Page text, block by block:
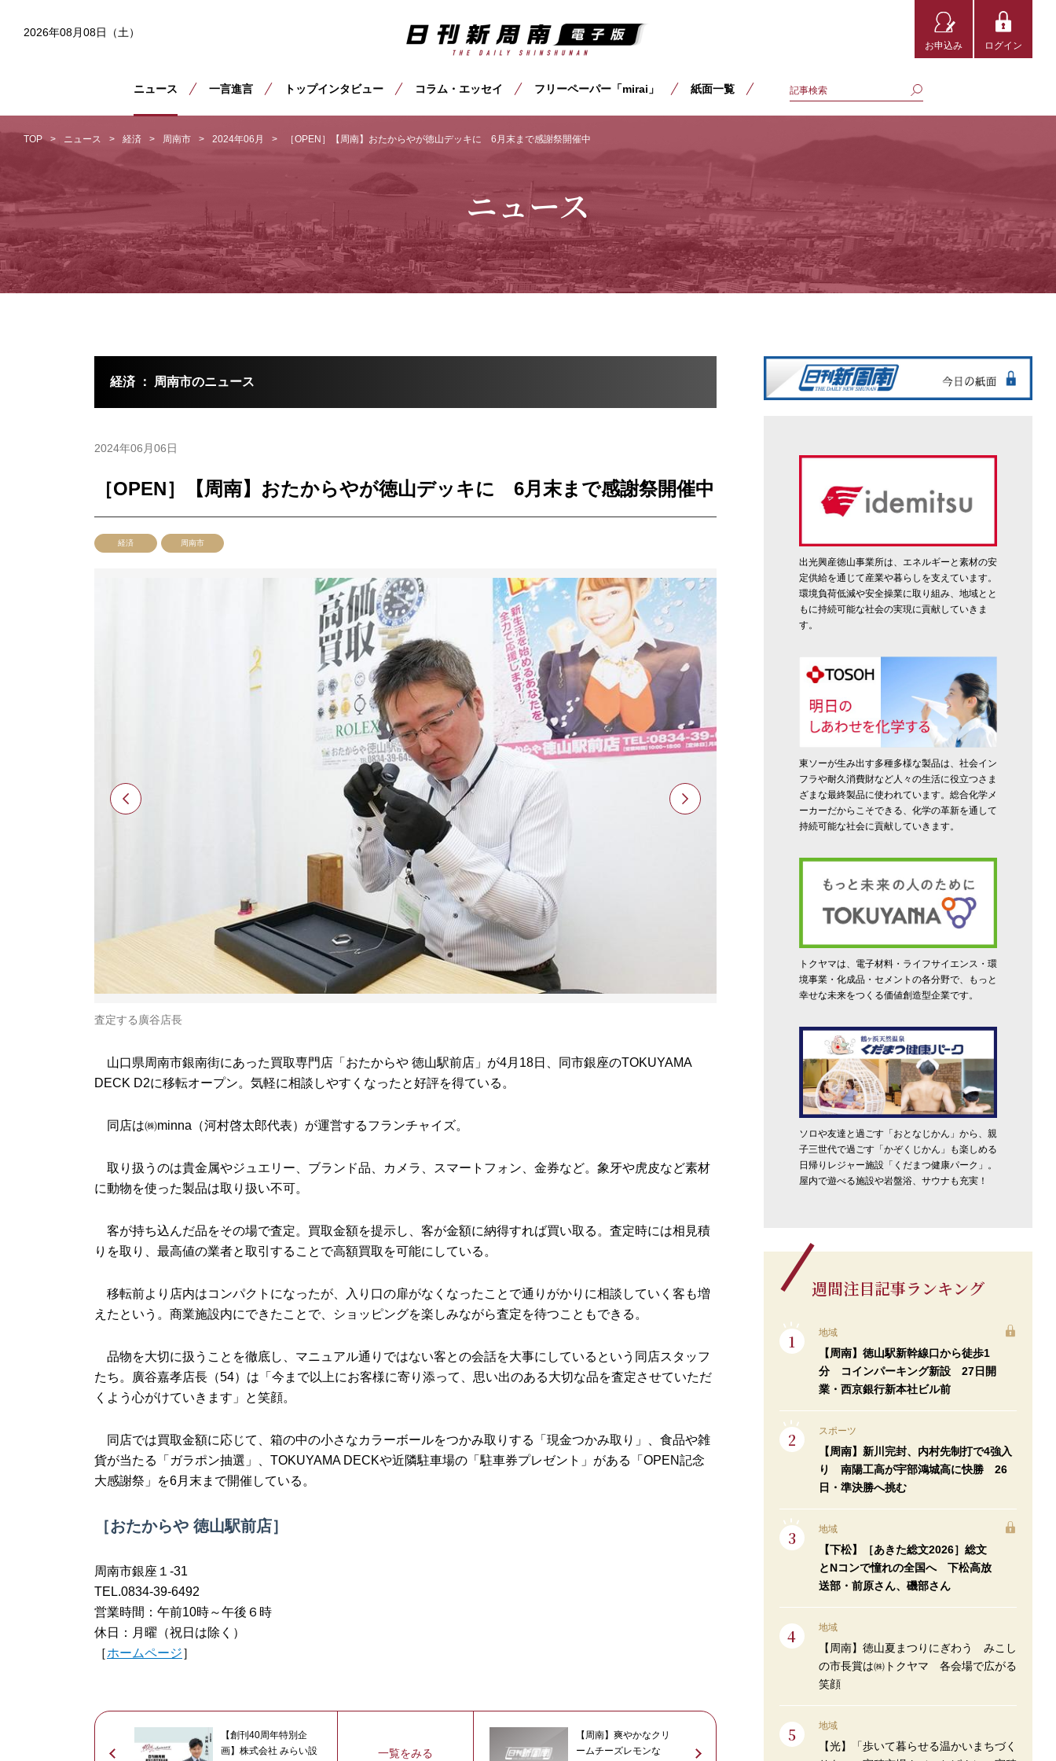
2026年08月08日（土）
お申込み ログイン
ニュース 一言進言 トップインタビュー コラム・エッセイ フリーペーパー「mirai」 紙面一覧
TOP ニュース 経済 周南市 2024年06月 ［OPEN］【周南】おたからやが徳山デッキに 6月末まで感謝祭開催中
ニュース
経済 ： 周南市のニュース
2024年06月06日
［OPEN］【周南】おたからやが徳山デッキに 6月末まで感謝祭開催中
経済 周南市
査定する廣谷店長
山口県周南市銀南街にあった買取専門店「おたからや 徳山駅前店」が4月18日、同市銀座のTOKUYAMA
DECK D2に移転オープン。気軽に相談しやすくなったと好評を得ている。
同店は㈱minna（河村啓太郎代表）が運営するフランチャイズ。
取り扱うのは貴金属やジュエリー、ブランド品、カメラ、スマートフォン、金券など。象牙や虎皮など素材
に動物を使った製品は取り扱い不可。
客が持ち込んだ品をその場で査定。買取金額を提示し、客が金額に納得すれば買い取る。査定時には相見積
りを取り、最高値の業者と取引することで高額買取を可能にしている。
移転前より店内はコンパクトになったが、入り口の扉がなくなったことで通りがかりに相談していく客も増
えたという。商業施設内にできたことで、ショッピングを楽しみながら査定を待つこともできる。
品物を大切に扱うことを徹底し、マニュアル通りではない客との会話を大事にしているという同店スタッフ
たち。廣谷嘉孝店長（54）は「今まで以上にお客様に寄り添って、思い出のある大切な品を査定させていただ
くよう心がけていきます」と笑顔。
同店では買取金額に応じて、箱の中の小さなカラーボールをつかみ取りする「現金つかみ取り」、食品や雑
貨が当たる「ガラポン抽選」、TOKUYAMA DECKや近隣駐車場の「駐車券プレゼント」がある「OPEN記念
大感謝祭」を6月末まで開催している。
［おたからや 徳山駅前店］
周南市銀座１-31
TEL.0834-39-6492
営業時間：午前10時～午後６時
休日：月曜（祝日は除く）
［ホームページ］
【創刊40周年特別企
画】株式会社 みらい設
一覧をみる
【周南】爽やかなクリ
ームチーズレモンな
出光興産徳山事業所は、エネルギーと素材の安
定供給を通じて産業や暮らしを支えています。
環境負荷低減や安全操業に取り組み、地域とと
もに持続可能な社会の実現に貢献していきま
す。
東ソーが生み出す多種多様な製品は、社会イン
フラや耐久消費財など人々の生活に役立つさま
ざまな最終製品に使われています。総合化学メ
ーカーだからこそできる、化学の革新を通して
持続可能な社会に貢献していきます。
トクヤマは、電子材料・ライフサイエンス・環
境事業・化成品・セメントの各分野で、もっと
幸せな未来をつくる価値創造型企業です。
ソロや友達と過ごす「おとなじかん」から、親
子三世代で過ごす「かぞくじかん」も楽しめる
日帰りレジャー施設「くだまつ健康パーク」。
屋内で遊べる施設や岩盤浴、サウナも充実！
週間注目記事ランキング
地域
【周南】徳山駅新幹線口から徒歩1
分 コインパーキング新設 27日開
業・西京銀行新本社ビル前
スポーツ
【周南】新川完封、内村先制打で4強入
り 南陽工高が宇部鴻城高に快勝 26
日・準決勝へ挑む
地域
【下松】［あきた総文2026］総文
とNコンで憧れの全国へ 下松高放
送部・前原さん、磯部さん
地域
【周南】徳山夏まつりにぎわう みこし
の市長賞は㈱トクヤマ 各会場で広がる
笑顔
地域
【光】「歩いて暮らせる温かいまちづく